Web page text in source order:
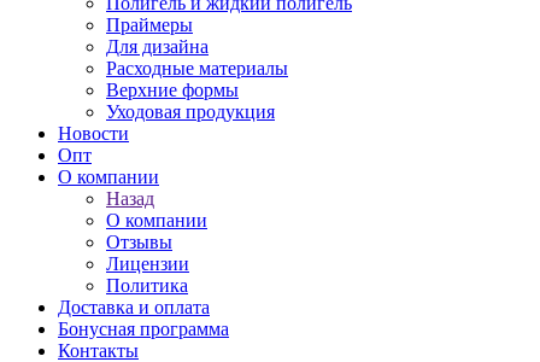
Праймеры
Для дизайна
Расходные материалы
Верхние формы
Уходовая продукция
Новости
Опт
О компании
Назад
О компании
Отзывы
Лицензии
Политика
Доставка и оплата
Бонусная программа
Контакты